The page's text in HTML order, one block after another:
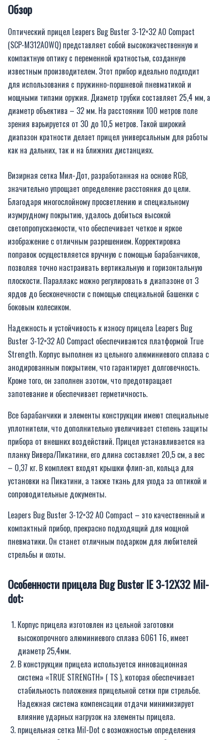
Обзор
Оптический прицел Leapers Bug Buster 3-12×32 AO Compact
(SCP-M312AOWQ) представляет собой высококачественную и
компактную оптику с переменной кратностью, созданную
известным производителем. Этот прибор идеально подходит
для использования с пружинно-поршневой пневматикой и
мощными типами оружия. Диаметр трубки составляет 25,4 мм, а
диаметр объектива – 32 мм. На расстоянии 100 метров поле
зрения варьируется от 30 до 10,5 метров. Такой широкий
диапазон кратности делает прицел универсальным для работы
как на дальних, так и на ближних дистанциях.
Визирная сетка Мил-Дот, разработанная на основе RGB,
значительно упрощает определение расстояния до цели.
Благодаря многослойному просветлению и специальному
изумрудному покрытию, удалось добиться высокой
светопропускаемости, что обеспечивает четкое и яркое
изображение с отличным разрешением. Корректировка
поправок осуществляется вручную с помощью барабанчиков,
позволяя точно настраивать вертикальную и горизонтальную
плоскости. Параллакс можно регулировать в диапазоне от 3
ярдов до бесконечности с помощью специальной башенки с
боковым колесиком.
Надежность и устойчивость к износу прицела Leapers Bug
Buster 3-12×32 AO Compact обеспечиваются платформой True
Strength. Корпус выполнен из цельного алюминиевого сплава с
анодированным покрытием, что гарантирует долговечность.
Кроме того, он заполнен азотом, что предотвращает
запотевание и обеспечивает герметичность.
Все барабанчики и элементы конструкции имеют специальные
уплотнители, что дополнительно увеличивает степень защиты
прибора от внешних воздействий. Прицел устанавливается на
планку Вивера/Пикатини, его длина составляет 20,5 см, а вес
– 0,37 кг. В комплект входят крышки флип-ап, кольца для
установки на Пикатини, а также ткань для ухода за оптикой и
сопроводительные документы.
Leapers Bug Buster 3-12×32 AO Compact – это качественный и
компактный прибор, прекрасно подходящий для мощной
пневматики. Он станет отличным подарком для любителей
стрельбы и охоты.
Особенности прицела Bug Buster IE 3-12X32 Mil-
dot:
Корпус прицела изготовлен из цельной заготовки
высокопрочного алюминиевого сплава 6061 Т6, имеет
диаметр 25,4мм.
В конструкции прицела используется инновационная
система «TRUE STRENGTH» ( TS ), которая обеспечивает
стабильность положения прицельной сетки при стрельбе.
Надежная система компенсации отдачи минимизирует
влияние ударных нагрузок на элементы прицела.
прицельная сетка Mil-Dot с возможностью определения